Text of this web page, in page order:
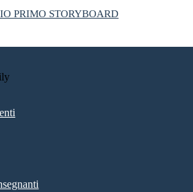
PRIMO STORYBOARD